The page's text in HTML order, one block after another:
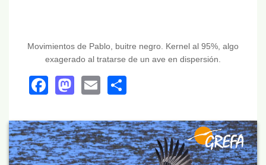
Movimientos de Pablo, buitre negro. Kernel al 95%, algo
exagerado al tratarse de un ave en dispersión.
Facebook
Mastodon
Email